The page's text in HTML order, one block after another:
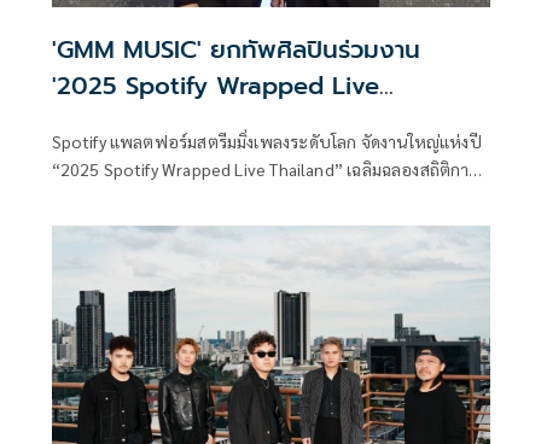
'GMM MUSIC' ยกทัพศิลปินร่วมงาน
'2025 Spotify Wrapped Live
Spotify แพลตฟอร์มสตรีมมิ่งเพลงระดับโลก จัดงานใหญ่แห่งปี
“2025 Spotify Wrapped Live Thailand” เฉลิมฉลองสถิติการ
คุณภาพจาก GMM MUSIC ร่วมสร้างปรากฏการณ์ความประทับ
ใจผ่านโชว์สุดพิเศษบนเวทีแห่งปี